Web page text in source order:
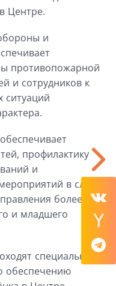
Центре.
и
противопожарной
и сотрудников к
ситуаций
профилактику
и
в случае
более 100
и младшего
специальное
обеспечению